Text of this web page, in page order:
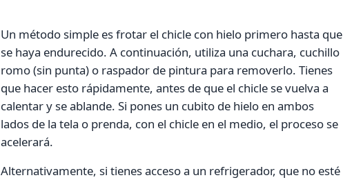
Un método simple es frotar el chicle con hielo primero hasta que
se haya endurecido. A continuación, utiliza una cuchara, cuchillo
romo (sin punta) o raspador de pintura para removerlo. Tienes
que hacer esto rápidamente, antes de que el chicle se vuelva a
calentar y se ablande. Si pones un cubito de hielo en ambos
lados de la tela o prenda, con el chicle en el medio, el proceso se
acelerará.
Alternativamente, si tienes acceso a un refrigerador, que no esté